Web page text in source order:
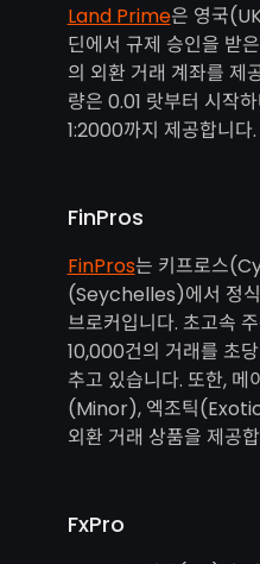
Land Prime은 영국
딘에서 규제 승인을 받
의 외환 거래 계좌를 제
량은 0.01 랏부터 시작
1:2000까지 제공합니다.
FinPros
FinPros는 키프로스
(Seychelles)에서 정식
브로커입니다. 초고속
10,000건의 거래를 초
추고 있습니다. 또한,
(Minor), 엑조틱
외환 거래 상품을 제공
FxPro